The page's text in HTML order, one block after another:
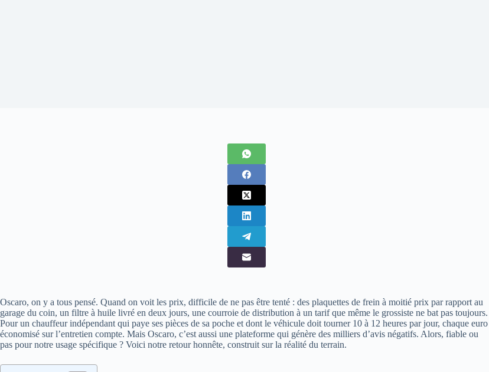
Oscaro, on y a tous pensé. Quand on voit les prix, difficile de ne pas être tenté : des plaquettes de frein à moitié prix par rapport au
garage du coin, un filtre à huile livré en deux jours, une courroie de distribution à un tarif que même le grossiste ne bat pas toujours.
Pour un chauffeur indépendant qui paye ses pièces de sa poche et dont le véhicule doit tourner 10 à 12 heures par jour, chaque euro
économisé sur l’entretien compte. Mais Oscaro, c’est aussi une plateforme qui génère des milliers d’avis négatifs. Alors, fiable ou
pas pour notre usage spécifique ? Voici notre retour honnête, construit sur la réalité du terrain.